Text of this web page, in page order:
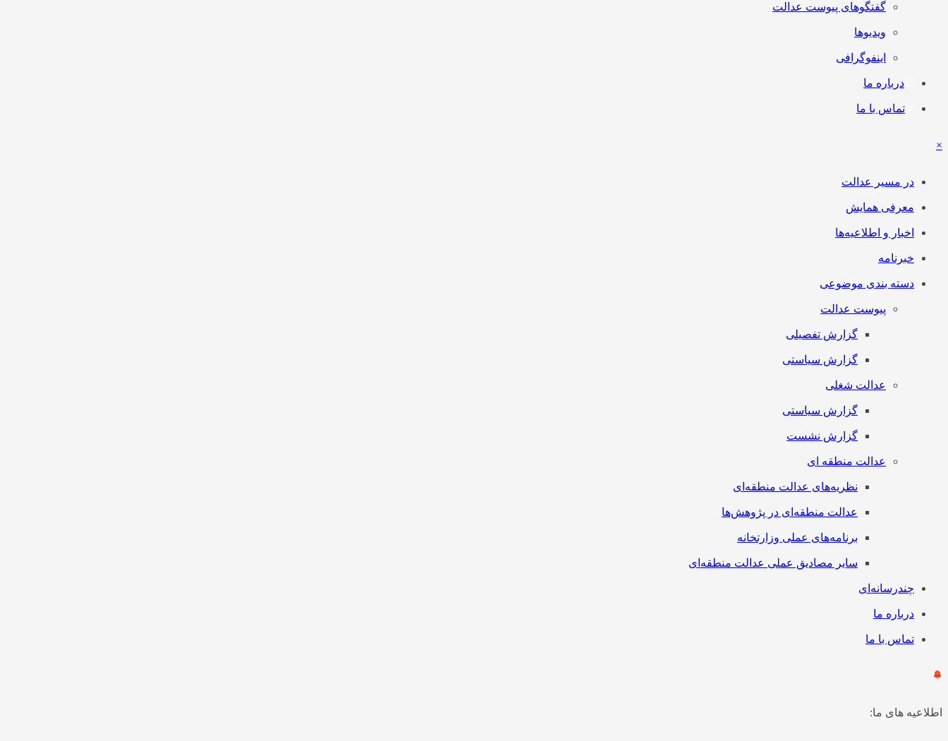
گفتگوهای پیوست عدالت
ویدیوها
اینفوگرافی
درباره ما
تماس با ما
×
در مسیر عدالت
معرفی همایش
اخبار و اطلاعیه‌ها
خبرنامه
دسته بندی موضوعی
پیوست عدالت
گزارش تفصیلی
گزارش سیاستی
عدالت شغلی
گزارش سیاستی
گزارش نشست
عدالت منطقه ای
نظریه‌های عدالت منطقه‌ای
عدالت منطقه‌ای در پژوهش‌ها
برنامه‌های عملی وزارتخانه
سایر مصادیق عملی عدالت منطقه‌ای
چندرسانه‌ای
درباره ما
تماس با ما
اطلاعیه های ما: